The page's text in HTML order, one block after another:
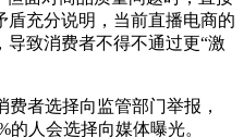
充分说明，当前直播电商的
致消费者不得不通过更“激
者选择向监管部门举报，
的人会选择向媒体曝光。